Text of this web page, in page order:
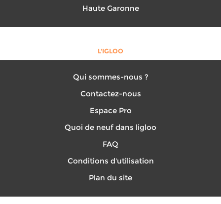
Haute Garonne
L'IGLOO
Qui sommes-nous ?
Contactez-nous
Espace Pro
Quoi de neuf dans ligloo
FAQ
Conditions d'utilisation
Plan du site